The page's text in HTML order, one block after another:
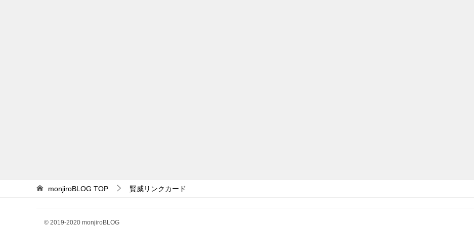
monjiroBLOG TOP 賢威リンクカード
© 2019-2020 monjiroBLOG